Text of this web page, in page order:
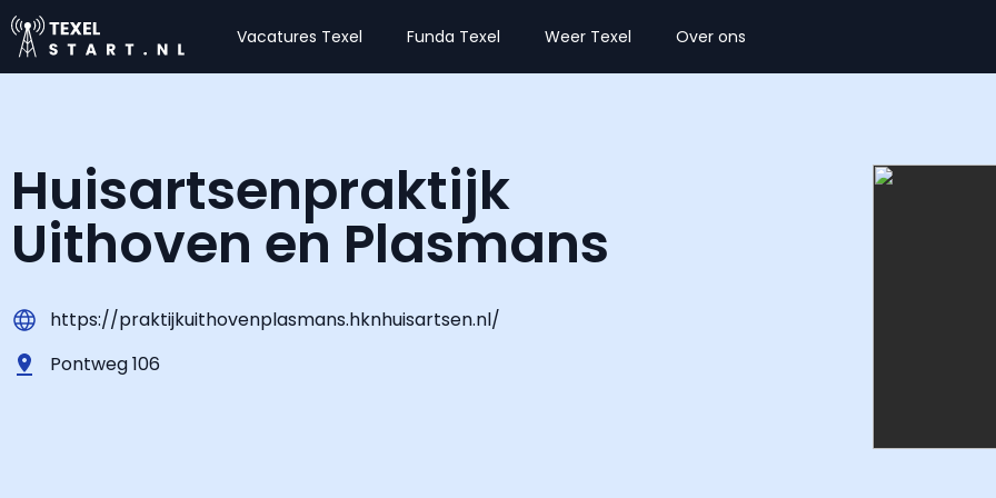
Vacatures Texel Funda Texel Weer Texel Over ons
Huisartsenpraktijk
Uithoven en Plasmans
https://praktijkuithovenplasmans.hknhuisartsen.nl/
Pontweg 106